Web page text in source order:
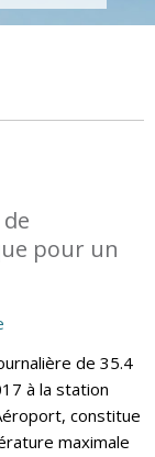
pour un
de 35.4
à la station
constitue
maximale